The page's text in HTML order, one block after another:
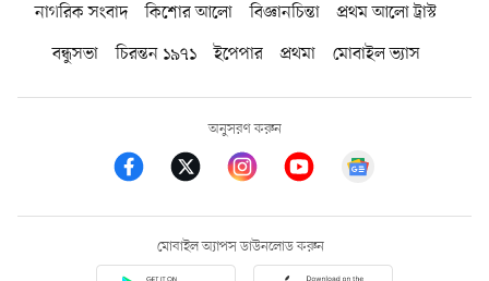
নাগরিক সংবাদ কিশোর আলো বিজ্ঞানচিন্তা
প্রথম আলো ট্রাস্ট
বন্ধুসভা
চিরন্তন ১৯৭১ ইপেপার প্রথমা মোবাইল ভ্যাস
অনুসরণ করুন
মোবাইল অ্যাপস ডাউনলোড করুন